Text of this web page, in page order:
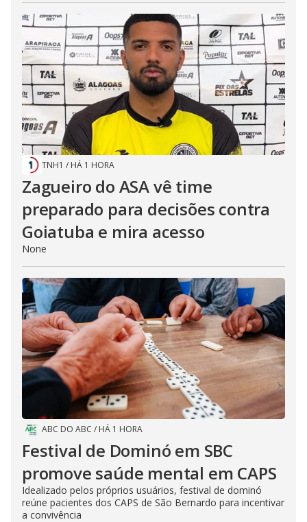
TNH1 / HÁ 1 HORA
Zagueiro do ASA vê time
preparado para decisões contra
Goiatuba e mira acesso
None
ABC DO ABC / HÁ 1 HORA
Festival de Dominó em SBC
promove saúde mental em CAPS
Idealizado pelos próprios usuários, festival de dominó
reúne pacientes dos CAPS de São Bernardo para incentivar
a convivência